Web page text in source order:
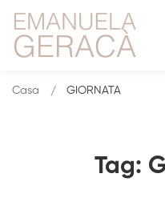
Tag:
Casa GIORNATA